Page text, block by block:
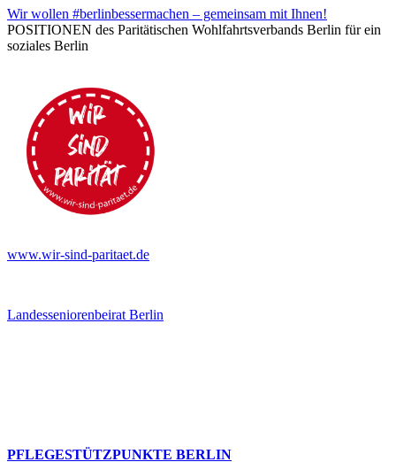
Wir wollen #berlinbessermachen – gemeinsam mit Ihnen!
POSITIONEN des Paritätischen Wohlfahrtsverbands Berlin für ein
soziales Berlin
www.wir-sind-paritaet.de
Landesseniorenbeirat Berlin
PFLEGESTÜTZPUNKTE BERLIN